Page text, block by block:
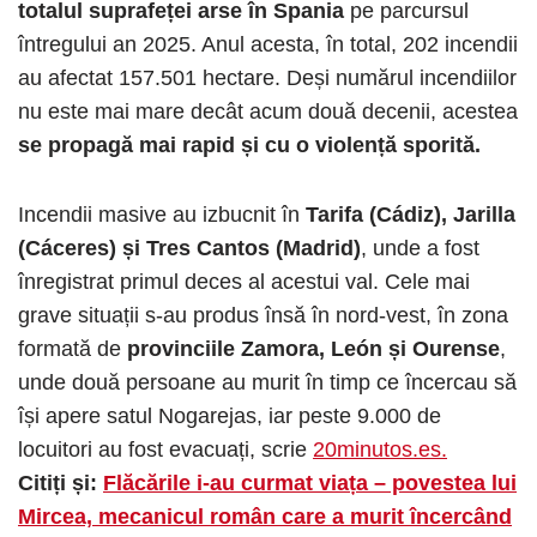
totalul suprafeței arse în Spania pe parcursul
întregului an 2025. Anul acesta, în total, 202 incendii
au afectat 157.501 hectare. Deși numărul incendiilor
nu este mai mare decât acum două decenii, acestea
se propagă mai rapid și cu o violență sporită.
Incendii masive au izbucnit în Tarifa (Cádiz), Jarilla
(Cáceres) și Tres Cantos (Madrid), unde a fost
înregistrat primul deces al acestui val. Cele mai
grave situații s-au produs însă în nord-vest, în zona
formată de provinciile Zamora, León și Ourense,
unde două persoane au murit în timp ce încercau să
își apere satul Nogarejas, iar peste 9.000 de
locuitori au fost evacuați, scrie 20minutos.es.
Citiți și: Flăcările i-au curmat viața – povestea lui
Mircea, mecanicul român care a murit încercând